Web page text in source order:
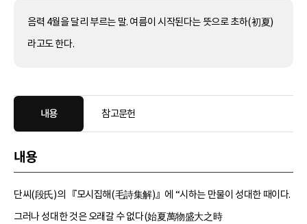
음력 4월을 달리 부르는 말. 여름이 시작된다는 뜻으로 초하(初夏)
라고도 한다.
내용 참고문헌
내용
단씨(段氏)의 『모시집해(毛詩集解)』에 “시하는 만물이 성대한 때이다.
그러나 성대한 것은 오래갈 수 없다(始夏萬物盛大之時